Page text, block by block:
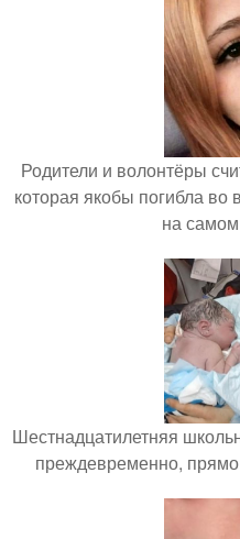
Родители и волонтёры
которая якобы погибла во
на
Шестнадцатилетняя
преждевременно,